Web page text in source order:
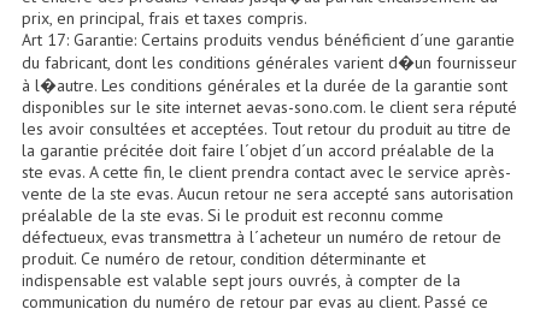
Projecteurs Déco À Leds
Projecteurs Leds
Projecteurs Plafonniers Et Encastrés
Projecteurs Théâtre Led
Projecteurs Traditionnels
Projecteurs Cycliodes
prix, en principal, frais et taxes compris.
Art 17: Garantie: Certains produits vendus bénéficient d´une garantie
du fabricant, dont les conditions générales varient d�un fournisseur
à l�autre. Les conditions générales et la durée de la garantie sont
disponibles sur le site internet aevas-sono.com. le client sera réputé
les avoir consultées et acceptées. Tout retour du produit au titre de
la garantie précitée doit faire l´objet d´un accord préalable de la
ste evas. A cette fin, le client prendra contact avec le service après-
vente de la ste evas. Aucun retour ne sera accepté sans autorisation
préalable de la ste evas. Si le produit est reconnu comme
défectueux, evas transmettra à l´acheteur un numéro de retour de
produit. Ce numéro de retour, condition déterminante et
indispensable est valable sept jours ouvrés, à compter de la
communication du numéro de retour par evas au client. Passé ce